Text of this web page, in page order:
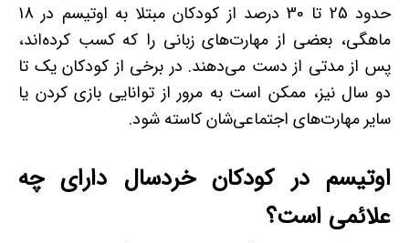
حدود 25 تا 30 درصد از کودکان مبتلا به اوتیسم در 18
ماهگی، بعضی از مهارت‌های زبانی را که کسب کرده‌اند،
پس از مدتی از دست می‌دهند. در برخی از کودکان یک تا
دو سال نیز، ممکن است به مرور از توانایی بازی کردن یا
سایر مهارت‌های اجتماعی‌شان کاسته شود.
اوتیسم در کودکان خردسال دارای چه
علائمی است؟